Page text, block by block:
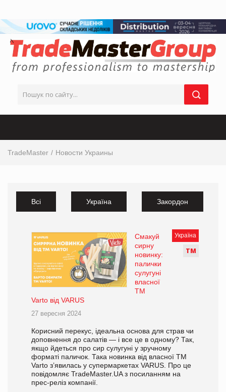
TradeMaster Новости Украины
Всі Україна Закордон
Україна
ТМ
Смакуй
сирну
новинку:
палички
сулугуні
власної
ТМ
Varto від VARUS
27 вересня 2024
Корисний перекус, ідеальна основа для страв чи
доповнення до салатів — і все це в одному? Так,
якщо йдеться про сир сулугуні у зручному
форматі паличок. Така новинка від власної ТМ
Varto з’явилась у супермаркетах VARUS. Про це
повідомляє TradeMaster.UA з посиланням на
прес-реліз компанії.